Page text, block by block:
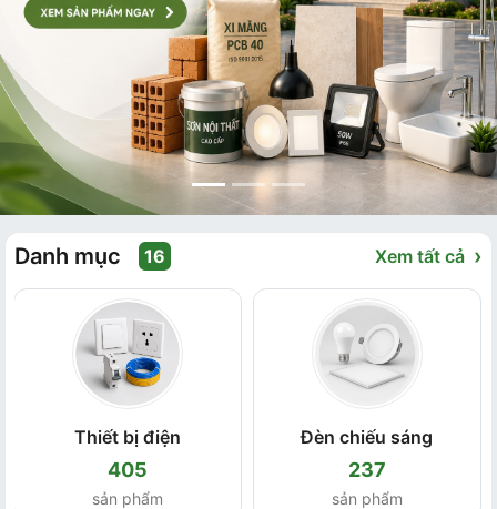
Danh mục 16 Xem tất cả ›
Thiết bị điện
405
sản phẩm
Đèn chiếu sáng
237
sản phẩm